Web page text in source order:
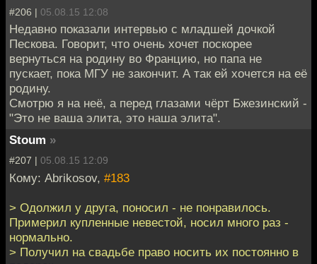
#206 | 05.08.15 12:08
Недавно показали интервью с младшей дочкой
Пескова. Говорит, что очень хочет поскорее
вернуться на родину во Францию, но папа не
пускает, пока МГУ не закончит. А так ей хочется на её
родину.
Смотрю я на неё, а перед глазами чёрт Бжезинский -
"Это не ваша элита, это наша элита".
Stoum »
#207 | 05.08.15 12:09
Кому: Abrikosov, #183
> Одолжил у друга, поносил - не понравилось.
Примерил купленные невестой, носил много раз -
нормально.
> Получил на свадьбе право носить их постоянно в